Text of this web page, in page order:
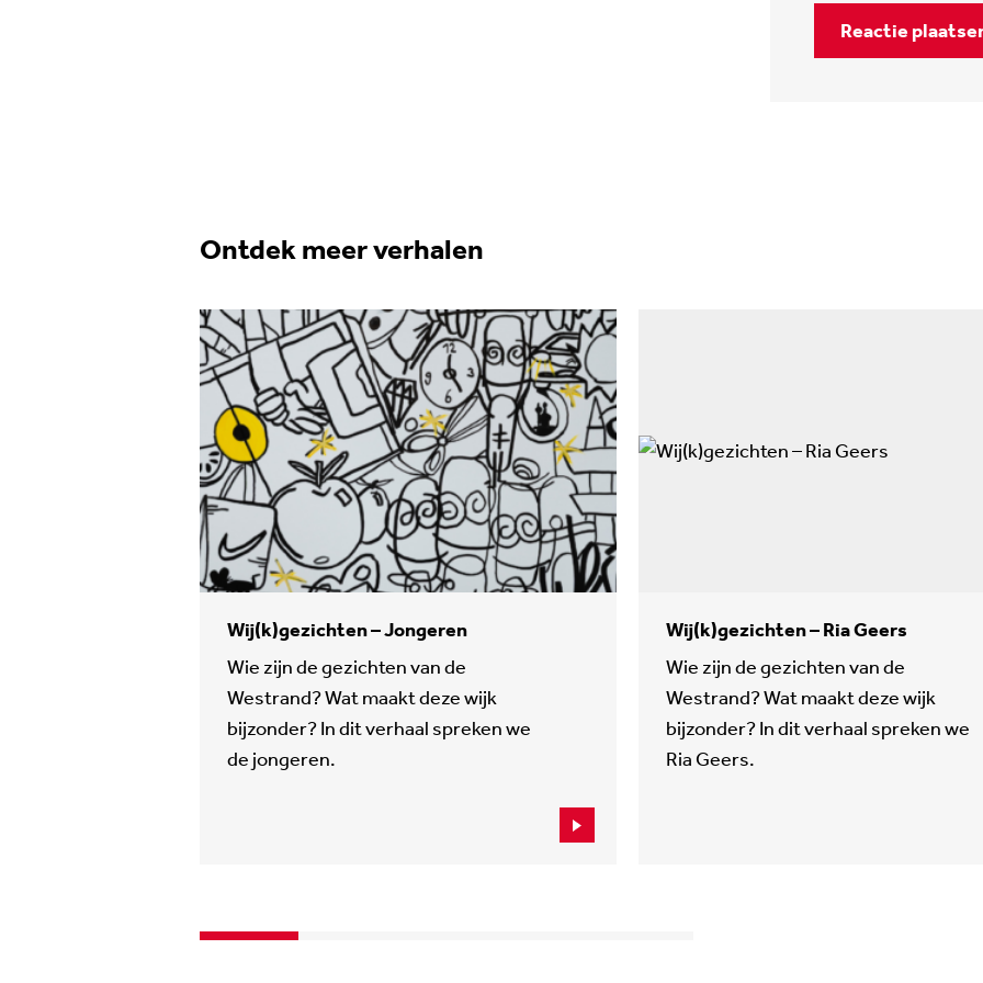
Reactie
Ontdek meer verhalen
Wij(k)gezichten – Jongeren
Wie zijn de gezichten van de
Westrand? Wat maakt deze wijk
bijzonder? In dit verhaal spreken we
de jongeren.
Wij(k)gezichten – Ria Geers
Wie zijn de gezichten van de
Westrand? Wat maakt deze wijk
bijzonder? In dit verhaal spreken we
Ria Geers.